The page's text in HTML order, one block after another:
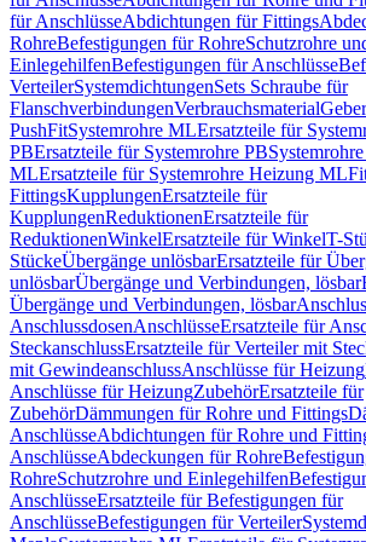
für AnschlüsseAbdichtungen für Fittings
RohreBefestigungen für RohreSchutzrohre
EinlegehilfenBefestigungen für Anschlüsse
VerteilerSystemdichtungenSets Schraube für
FlanschverbindungenVerbrauchsmaterial
PushFitSystemrohre MLErsatzteile für
PBErsatzteile für Systemrohre PB
MLErsatzteile für Systemrohre Heizung ML
FittingsKupplungenErsatzteile für
KupplungenReduktionenErsatzteile für
ReduktionenWinkelErsatzteile für WinkelT-
StückeÜbergänge unlösbarErsatzteile für
unlösbarÜbergänge und Verbindungen, lösbar
Übergänge und Verbindungen, lösbar
AnschlussdosenAnschlüsseErsatzteile für
SteckanschlussErsatzteile für Verteiler mit
mit GewindeanschlussAnschlüsse für Heizung
Anschlüsse für HeizungZubehörErsatzteile für
ZubehörDämmungen für Rohre und Fittings
AnschlüsseAbdichtungen für Rohre und
AnschlüsseAbdeckungen für Rohre
RohreSchutzrohre und Einlegehilfen
AnschlüsseErsatzteile für Befestigungen für
AnschlüsseBefestigungen für Verteiler